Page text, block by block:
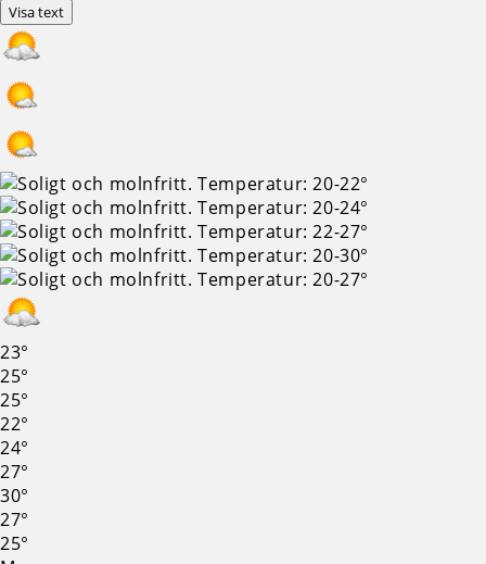
Visa text
23°
25°
25°
22°
24°
27°
30°
27°
25°